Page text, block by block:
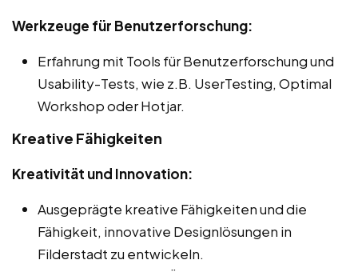
Werkzeuge für Benutzerforschung:
Erfahrung mit Tools für Benutzerforschung und
Usability-Tests, wie z.B. UserTesting, Optimal
Workshop oder Hotjar.
Kreative Fähigkeiten
Kreativität und Innovation:
Ausgeprägte kreative Fähigkeiten und die
Fähigkeit, innovative Designlösungen in
Filderstadt zu entwickeln.